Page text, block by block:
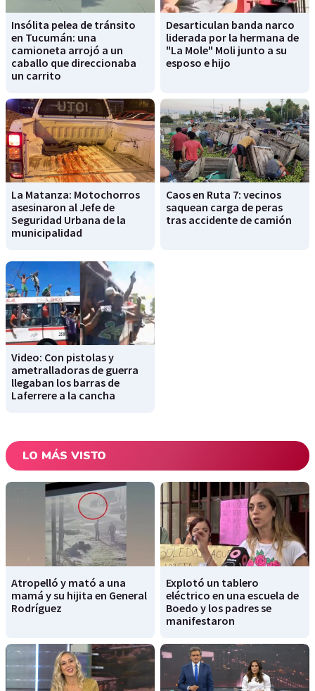
Insólita pelea de tránsito
en Tucumán: una
camioneta arrojó a un
caballo que direccionaba
un carrito
Desarticulan banda narco
liderada por la hermana de
"La Mole" Moli junto a su
esposo e hijo
La Matanza: Motochorros
asesinaron al Jefe de
Seguridad Urbana de la
municipalidad
Caos en Ruta 7: vecinos
saquean carga de peras
tras accidente de camión
Video: Con pistolas y
ametralladoras de guerra
llegaban los barras de
Laferrere a la cancha
LO MÁS VISTO
Atropelló y mató a una
mamá y su hijita en General
Rodríguez
Explotó un tablero
eléctrico en una escuela de
Boedo y los padres se
manifestaron